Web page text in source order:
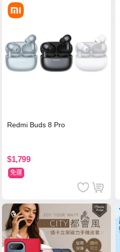
Redmi Buds 8 Pro
$1,799
免運